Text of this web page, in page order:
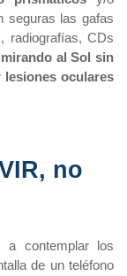
seguras las gafas
radiografías, CDs
al Sol sin
lesiones oculares
no
a contemplar los
de un teléfono